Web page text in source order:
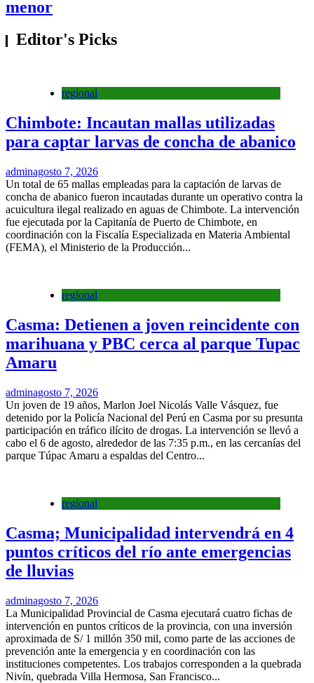
menor
Editor's Picks
regional
Chimbote: Incautan mallas utilizadas
para captar larvas de concha de abanico
adminagosto 7, 2026
Un total de 65 mallas empleadas para la captación de larvas de
concha de abanico fueron incautadas durante un operativo contra la
acuicultura ilegal realizado en aguas de Chimbote. La intervención
fue ejecutada por la Capitanía de Puerto de Chimbote, en
coordinación con la Fiscalía Especializada en Materia Ambiental
(FEMA), el Ministerio de la Producción...
regional
Casma: Detienen a joven reincidente con
marihuana y PBC cerca al parque Tupac
Amaru
adminagosto 7, 2026
Un joven de 19 años, Marlon Joel Nicolás Valle Vásquez, fue
detenido por la Policía Nacional del Perú en Casma por su presunta
participación en tráfico ilícito de drogas. La intervención se llevó a
cabo el 6 de agosto, alrededor de las 7:35 p.m., en las cercanías del
parque Túpac Amaru a espaldas del Centro...
regional
Casma; Municipalidad intervendrá en 4
puntos críticos del río ante emergencias
de lluvias
adminagosto 7, 2026
La Municipalidad Provincial de Casma ejecutará cuatro fichas de
intervención en puntos críticos de la provincia, con una inversión
aproximada de S/ 1 millón 350 mil, como parte de las acciones de
prevención ante la emergencia y en coordinación con las
instituciones competentes. Los trabajos corresponden a la quebrada
Nivín, quebrada Villa Hermosa, San Francisco...